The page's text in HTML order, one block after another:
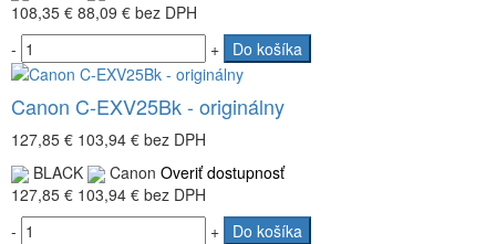
108,35 € 88,09 € bez DPH
-
+ Do košíka
Canon C-EXV25Bk - originálny
127,85 € 103,94 € bez DPH
BLACK
Canon Overiť dostupnosť
127,85 € 103,94 € bez DPH
-
+ Do košíka